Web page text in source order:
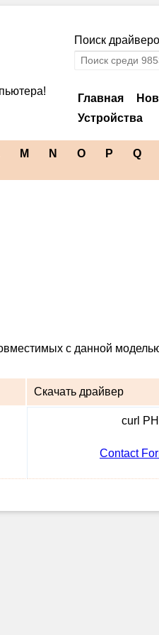
Поиск
Главная
Устройства
M N O P Q
с данной
Скачать драйвер
curl
Contact